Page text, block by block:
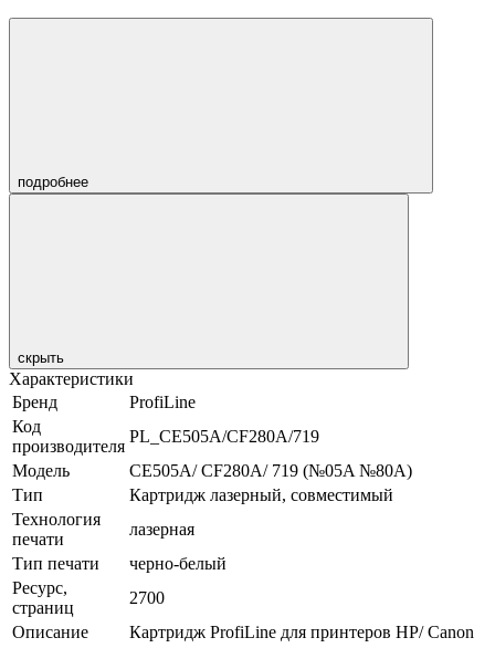
подробнее
скрыть
Характеристики
Бренд
ProfiLine
Код
производителя
PL_CE505A/CF280A/719
Модель
CE505A/ CF280A/ 719 (№05A №80A)
Тип
Картридж лазерный, совместимый
Технология
печати
лазерная
Тип печати
черно-белый
Ресурс,
страниц
2700
Описание
Картридж ProfiLine для принтеров HP/ Canon